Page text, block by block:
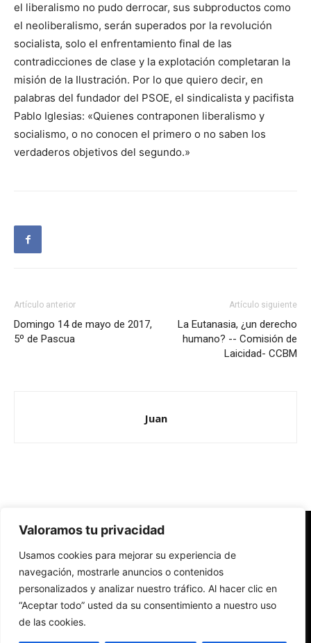
Valoramos tu privacidad
Usamos cookies para mejorar su experiencia de
navegación, mostrarle anuncios o contenidos
personalizados y analizar nuestro tráfico. Al hacer clic en
“Aceptar todo” usted da su consentimiento a nuestro uso
de las cookies.
el liberalismo no pudo derrocar, sus subproductos como
el neoliberalismo, serán superados por la revolución
socialista, solo el enfrentamiento final de las
contradicciones de clase y la explotación completaran la
misión de la Ilustración. Por lo que quiero decir, en
palabras del fundador del PSOE, el sindicalista y pacifista
Pablo Iglesias: «Quienes contraponen liberalismo y
socialismo, o no conocen el primero o no saben los
verdaderos objetivos del segundo.»
Artículo anterior
Domingo 14 de mayo de 2017,
5º de Pascua
Artículo siguiente
La Eutanasia, ¿un derecho
humano? -- Comisión de
Laicidad- CCBM
Juan
Redes Cristianas
Una mirada alternativa sobre la Iglesia católica y la sociedad
- Colectivos de Redes Cristianas